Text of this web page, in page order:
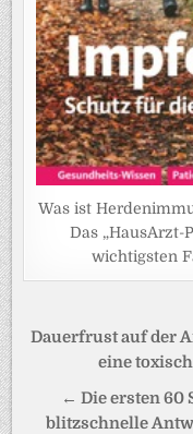
Was ist
Das „HausArzt-
wichtigsten
Dauerfrust auf der
eine
← Die ersten 60
blitzschnelle